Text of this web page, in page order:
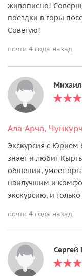
живописно!
поездки в горы
Советую!
почти 4 года назад
Ала-Арча,
Экскурсия с
знает и любит
общении, умеет
наилучшим и
экскурсию, и
почти 4 года назад
Сергей